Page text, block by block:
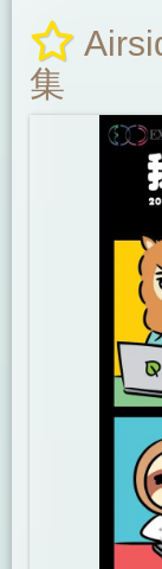
集